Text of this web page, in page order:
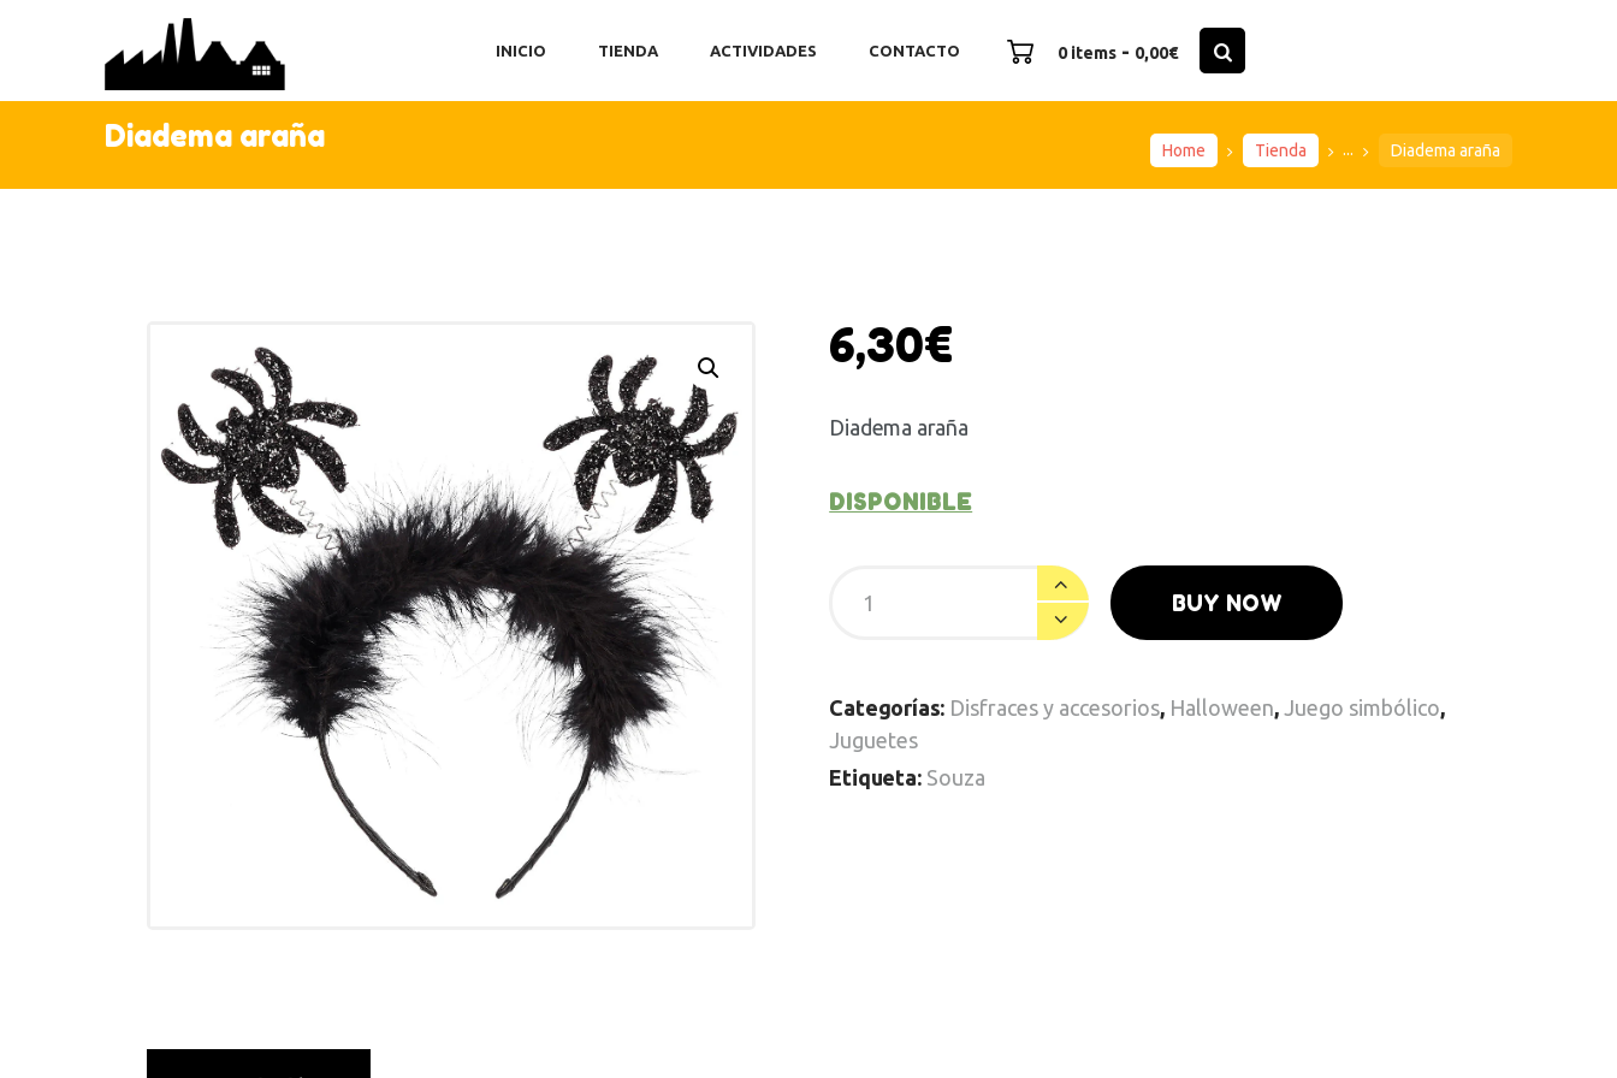
INICIO TIENDA ACTIVIDADES CONTACTO 0 items - 0,00€
Diadema araña Home Tienda ... Diadema araña
TIENDA
ACTIVIDADES
6,30€
Diadema araña
DISPONIBLE
BUY NOW
Categorías: Disfraces y accesorios, Halloween, Juego simbólico,
Juguetes
Etiqueta: Souza